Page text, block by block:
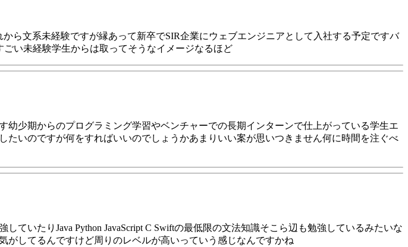
ら文系未経験ですが縁あって新卒でSIR企業にウェブエンジニアとして入社する予定ですバ
い未経験学生からは取ってそうなイメージなるほど
少期からのプログラミング学習やベンチャーでの長期インターンで仕上がっている学生エ
いのですが何をすればいいのでしょうかあまりいい案が思いつきません何に時間を注ぐべ
ていたりJava Python JavaScript C Swiftの最低限の文法知識そこら辺も勉強しているみたいな
してるんですけど周りのレベルが高いっていう感じなんですかね